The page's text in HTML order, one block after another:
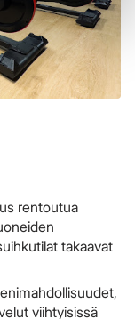
rentoutua
takaavat
viihtyisissä